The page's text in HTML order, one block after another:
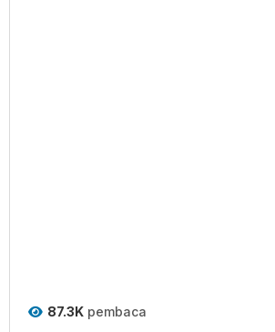
87.3K pembaca